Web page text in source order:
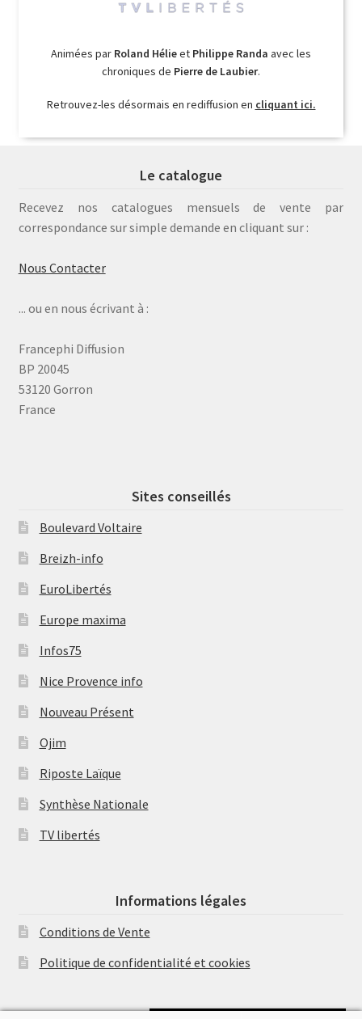
Animées par Roland Hélieet Philippe Randa avec les
chroniques de Pierre de Laubier.
Retrouvez-les désormais en rediffusion en cliquant ici.
Le catalogue
Recevez nos catalogues mensuels de vente par
correspondance sur simple demande en cliquant sur :
Nous Contacter
... ou en nous écrivant à :
Francephi Diffusion
BP 20045
53120 Gorron
France
Sites conseillés
Boulevard Voltaire
Breizh-info
EuroLibertés
Europe maxima
Infos75
Nice Provence info
Nouveau Présent
Ojim
Riposte Laïque
Synthèse Nationale
TV libertés
Informations légales
Conditions de Vente
Politique de confidentialité et cookies